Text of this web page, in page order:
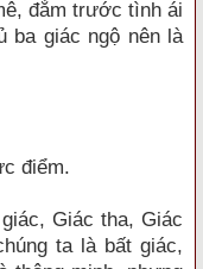
đắm trước tình ái
ba giác ngộ nên là
điểm.
Giác tha, Giác
ta là bất giác,